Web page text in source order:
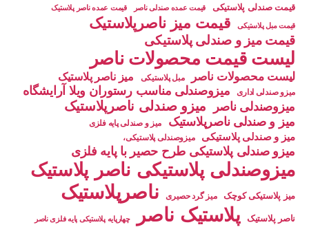
قیمت صندلی پلاستیکی قیمت عمده صندلی ناصر قیمت عمده ناصر پلاستیک
قیمت مبل پلاستیکی قیمت میز ناصرپلاستیک
قیمت میز و صندلی پلاستیکی
لیست قیمت محصولات ناصر
لیست محصولات ناصر مبل پلاستیکی میز ناصر پلاستیک
میزو صندلی اداری
میزوصندلی مناسب رستوران ویلا آرایشگاه
میزوصندلی ناصر
میزو صندلی ناصرپلاستیک
میز و صندلی ناصرپلاستیک میز و صندلی پایه فلزی
میز و صندلی پلاستیکی میزوصندلی پلاستیکی،
میزو صندلی پلاستیکی طرح حصیر با پایه فلزی
میزوصندلی پلاستیکی ناصر پلاستیک
میز پلاستیکی کوچک میز گرد حصیری ناصرپلاستیک
ناصر پلاستیک پلاستیک ناصر چهارپایه پلاستیکی پایه فلزی ناصر